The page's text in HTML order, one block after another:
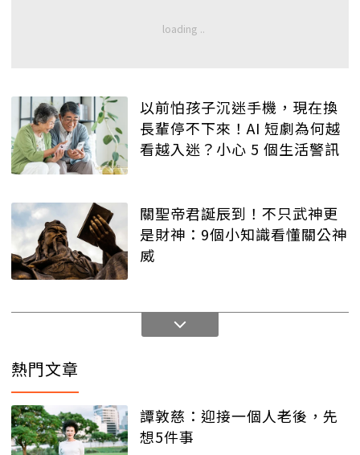
以前怕孩子沉迷手機，現在換
長輩停不下來！AI 短劇為何越
看越入迷？小心 5 個生活警訊
關聖帝君誕辰到！不只武神更
是財神：9個小知識看懂關公神
威
熱門文章
譚敦慈：迎接一個人老後，先
想5件事